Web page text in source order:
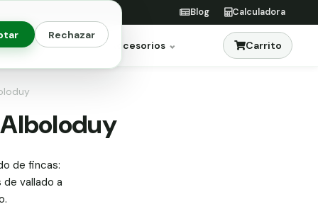
Rechazar
Blog Calculadora
Jardinería Accesorios Carrito
de fincas:
vallado a